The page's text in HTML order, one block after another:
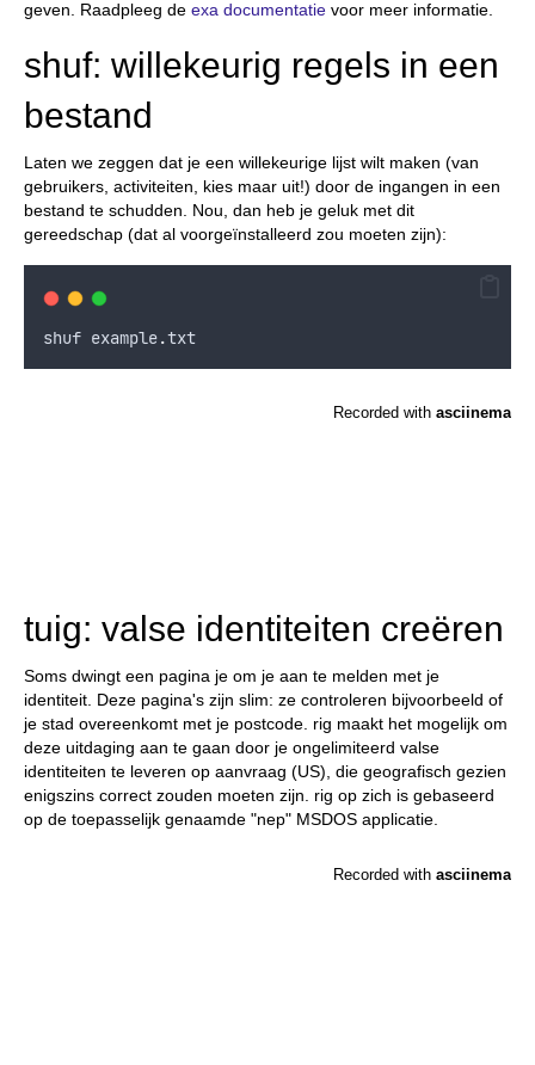
geven. Raadpleeg de exa documentatie voor meer informatie.
shuf: willekeurig regels in een
bestand
Laten we zeggen dat je een willekeurige lijst wilt maken (van
gebruikers, activiteiten, kies maar uit!) door de ingangen in een
bestand te schudden. Nou, dan heb je geluk met dit
gereedschap (dat al voorgeïnstalleerd zou moeten zijn):
shuf example.txt
tuig: valse identiteiten creëren
Soms dwingt een pagina je om je aan te melden met je
identiteit. Deze pagina's zijn slim: ze controleren bijvoorbeeld of
je stad overeenkomt met je postcode. rig maakt het mogelijk om
deze uitdaging aan te gaan door je ongelimiteerd valse
identiteiten te leveren op aanvraag (US), die geografisch gezien
enigszins correct zouden moeten zijn. rig op zich is gebaseerd
op de toepasselijk genaamde "nep" MSDOS applicatie.